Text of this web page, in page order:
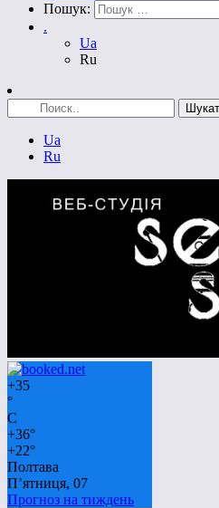
Пошук:
.
Ua
Ru
Ua
Ru
+35
°
C
+36°
+22°
Полтава
П’ятниця, 07
Прогноз на тиждень